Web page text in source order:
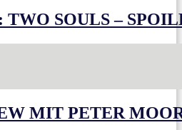
TWO SOULS –
MIT PETER